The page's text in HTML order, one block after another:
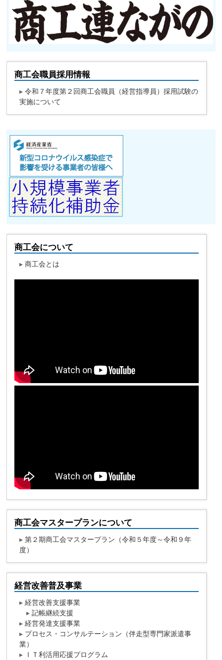
商工会職員採用情報
▸令和７年度第２回商工会職員（経営指導員）採用試験の
実施について
商工会について
▸商工会とは
商工会マスタープランについて
▸第２期商工会マスタープラン（令和５年度～令和９年
度）
経営改善普及事業
▸経営改善支援事業
▸記帳継続支援
▸経営発達支援事業
▸ プロセス・コンサルテーション（伴走型専門家派遣事
業）
▸ ＩＴ利活用応援プログラム